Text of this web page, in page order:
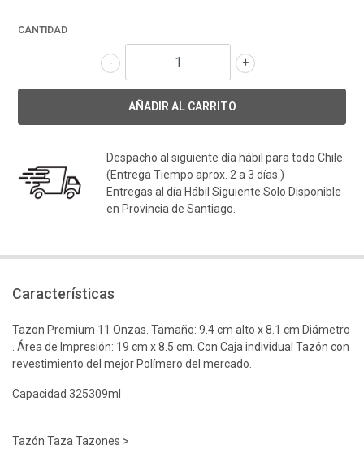
CANTIDAD
+
-
Despacho al siguiente día hábil para todo Chile.
(Entrega Tiempo aprox. 2 a 3 días.)
Entregas al día Hábil Siguiente Solo Disponible
en Provincia de Santiago.
Características
Tazon Premium 11 Onzas. Tamaño: 9.4 cm alto x 8.1 cm Diámetro
. Área de Impresión: 19 cm x 8.5 cm. Con Caja individual Tazón con
revestimiento del mejor Polímero del mercado.
Capacidad 325309ml
Tazón Taza Tazones >